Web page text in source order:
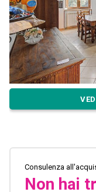
Consulenza
Non hai